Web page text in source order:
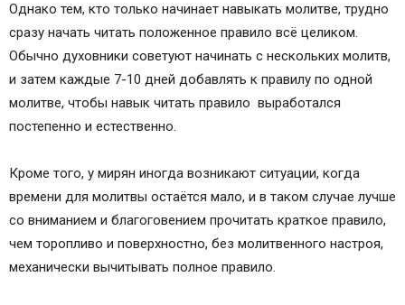
Избавление от дурных мыслей и образов
Помощь Божия молящейся вдове
Однако тем, кто только начинает навыкать молитве, трудно
сразу начать читать положенное правило всё целиком.
Обычно духовники советуют начинать с нескольких молитв,
и затем каждые 7-10 дней добавлять к правилу по одной
молитве, чтобы навык читать правило выработался
постепенно и естественно.
Кроме того, у мирян иногда возникают ситуации, когда
времени для молитвы остаётся мало, и в таком случае лучше
со вниманием и благоговением прочитать краткое правило,
чем торопливо и поверхностно, без молитвенного настроя,
механически вычитывать полное правило.